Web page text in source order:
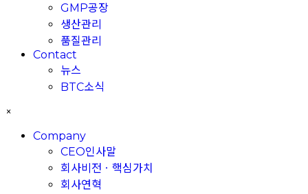
GMP공장
생산관리
품질관리
Contact
뉴스
BTC소식
×
Company
CEO인사말
회사비전ㆍ핵심가치
회사연혁